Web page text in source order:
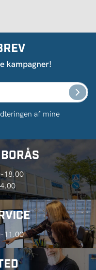
kampagner!
af ​​mine
18.00
11.00